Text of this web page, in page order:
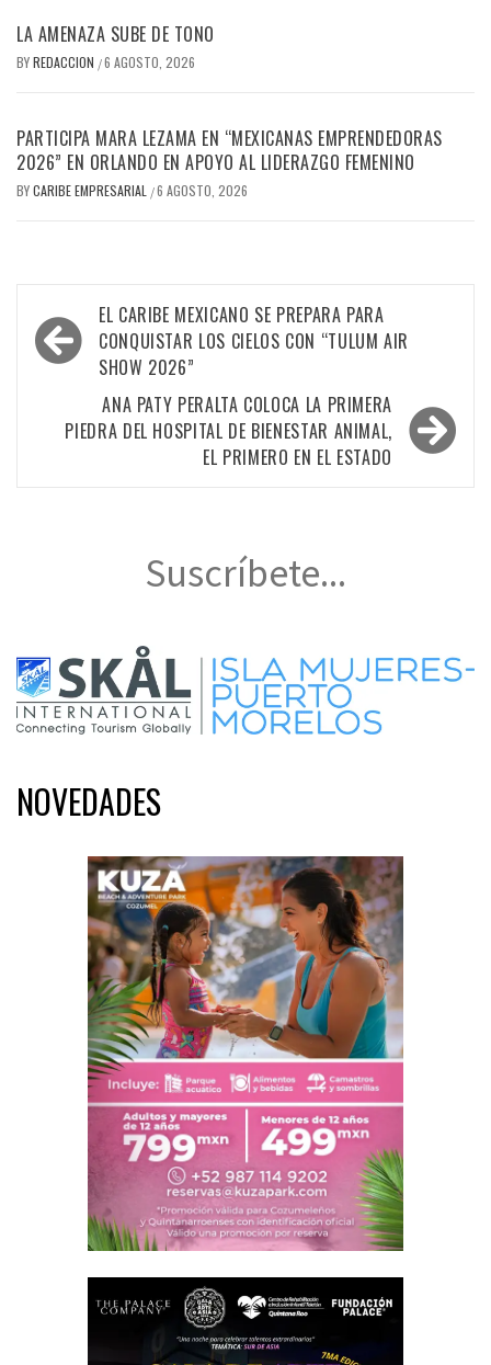
LA AMENAZA SUBE DE TONO
BYREDACCION /6 AGOSTO, 2026
PARTICIPA MARA LEZAMA EN “MEXICANAS EMPRENDEDORAS
2026” EN ORLANDO EN APOYO AL LIDERAZGO FEMENINO
BYCARIBE EMPRESARIAL /6 AGOSTO, 2026
Navegación
de
entradas
EL CARIBE MEXICANO SE PREPARA PARA
CONQUISTAR LOS CIELOS CON “TULUM AIR
SHOW 2026”
ANA PATY PERALTA COLOCA LA PRIMERA
PIEDRA DEL HOSPITAL DE BIENESTAR ANIMAL,
EL PRIMERO EN EL ESTADO
Suscríbete...
NOVEDADES